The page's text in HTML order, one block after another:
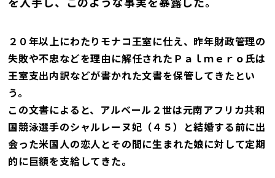
２０年以上にわたりモナコ王室に仕え、昨年財政管理の
失敗や不忠などを理由に解任されたＰａｌｍｅｒｏ氏は
王室支出内訳などが書かれた文書を保管してきたとい
う。
この文書によると、アルベール２世は元南アフリカ共和
国競泳選手のシャルレーヌ妃（４５）と結婚する前に出
会った米国人の恋人とその間に生まれた娘に対して定期
的に巨額を支給してきた。